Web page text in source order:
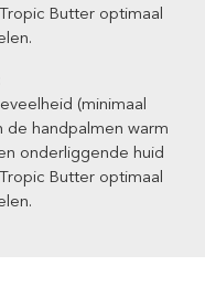
Butter optimaal
(minimaal
de handpalmen warm
onderliggende huid
Butter optimaal